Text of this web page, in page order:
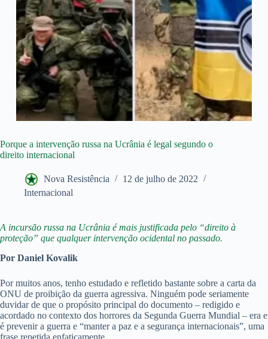
Porque a intervenção russa na Ucrânia é legal segundo o
direito internacional
Nova Resistência
12 de julho de 2022
Internacional
A incursão russa na Ucrânia é mais justificada pelo “direito à
proteção” que qualquer intervenção ocidental no passado.
Por Daniel Kovalik
Por muitos anos, tenho estudado e refletido bastante sobre a carta da
ONU de proibição da guerra agressiva. Ninguém pode seriamente
duvidar de que o propósito principal do documento – redigido e
acordado no contexto dos horrores da Segunda Guerra Mundial – era e
é prevenir a guerra e “manter a paz e a segurança internacionais”, uma
frase repetida enfaticamente.